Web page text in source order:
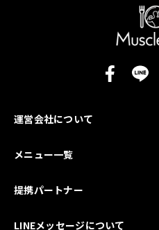
運営会社について
メニュー一覧
提携パートナー
LINEメッセージについて